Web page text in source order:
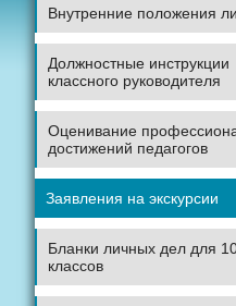
Внутренние положения
Должностные инструкции
классного руководителя
Оценивание
достижений педагогов
Заявления на экскурсии
Бланки личных дел для
классов